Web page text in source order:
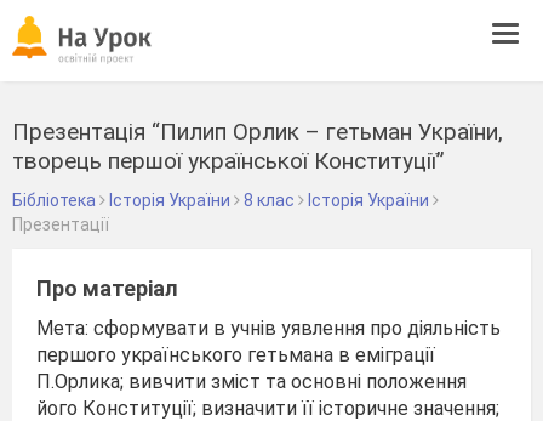
Презентація “Пилип Орлик – гетьман України,
творець першої української Конституції”
Бібліотека Історія України 8 клас
Історія України
Презентації
Про матеріал
Мета: сформувати в учнів уявлення про діяльність
першого українського гетьмана в еміграції
П.Орлика; вивчити зміст та основні положення
його Конституції; визначити її історичне значення;